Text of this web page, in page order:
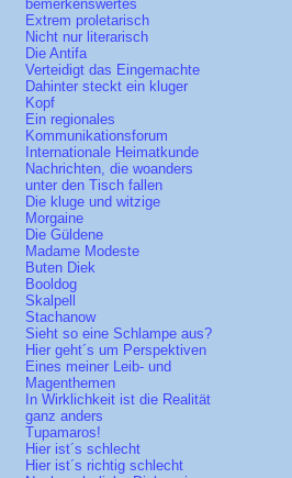
bemerkenswertes
Extrem proletarisch
Nicht nur literarisch
Die Antifa
Verteidigt das Eingemachte
Dahinter steckt ein kluger
Kopf
Ein regionales
Kommunikationsforum
Internationale Heimatkunde
Nachrichten, die woanders
unter den Tisch fallen
Die kluge und witzige
Morgaine
Die Güldene
Madame Modeste
Buten Diek
Booldog
Skalpell
Stachanow
Sieht so eine Schlampe aus?
Hier geht´s um Perspektiven
Eines meiner Leib- und
Magenthemen
In Wirklichkeit ist die Realität
ganz anders
Tupamaros!
Hier ist´s schlecht
Hier ist´s richtig schlecht